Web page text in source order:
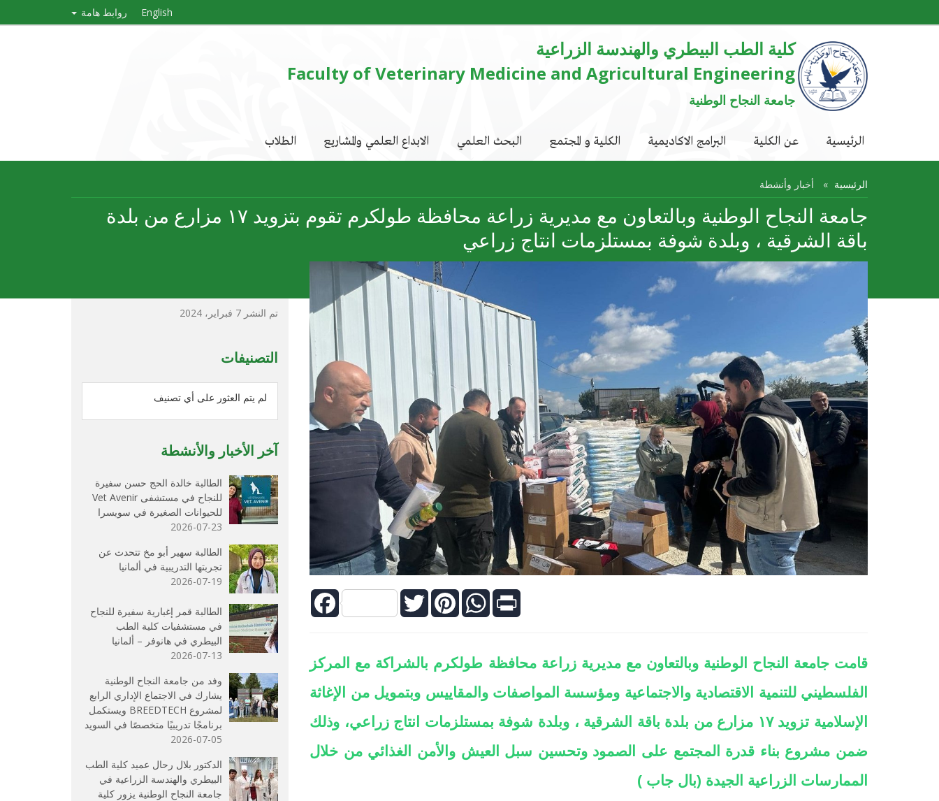
English روابط هامة
كلية الطب البيطري والهندسة الزراعية
Faculty of Veterinary Medicine and Agricultural Engineering
جامعة النجاح الوطنية
الرئيسية عن الكلية البرامج الاكاديمية الكلية و المجتمع البحث العلمي الابداع العلمي والمشاريع الطلاب
الرئيسية أخبار وأنشطة
جامعة النجاح الوطنية وبالتعاون مع مديرية زراعة محافظة طولكرم تقوم بتزويد ١٧ مزارع من بلدة
باقة الشرقية ، وبلدة شوفة بمستلزمات انتاج زراعي
Facebook TwitterPinterestWhatsApp Print
قامت جامعة النجاح الوطنية وبالتعاون مع مديرية زراعة محافظة طولكرم بالشراكة مع المركز
الفلسطيني للتنمية الاقتصادية والاجتماعية ومؤسسة المواصفات والمقاييس وبتمويل من الإغاثة
الإسلامية تزويد ١٧ مزارع من بلدة باقة الشرقية ، وبلدة شوفة بمستلزمات انتاج زراعي، وذلك
ضمن مشروع بناء قدرة المجتمع على الصمود وتحسين سبل العيش والأمن الغذائي من خلال
الممارسات الزراعية الجيدة (بال جاب )
تم النشر 7 فبراير، 2024
التصنيفات
لم يتم العثور على أي تصنيف
آخر الأخبار والأنشطة
الطالبة خالدة الحج حسن سفيرة
للنجاح في مستشفى Vet Avenir
للحيوانات الصغيرة في سويسرا
2026-07-23
الطالبة سهير أبو مخ تتحدث عن
تجربتها التدريبية في ألمانيا
2026-07-19
الطالبة قمر إغبارية سفيرة للنجاح
في مستشفيات كلية الطب
البيطري في هانوفر – ألمانيا
2026-07-13
وفد من جامعة النجاح الوطنية
يشارك في الاجتماع الإداري الرابع
لمشروع BREEDTECH ويستكمل
برنامجًا تدريبيًا متخصصًا في السويد
2026-07-05
الدكتور بلال رحال عميد كلية الطب
البيطري والهندسة الزراعية في
جامعة النجاح الوطنية يزور كلية